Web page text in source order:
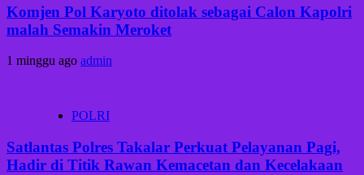
Komjen Pol Karyoto ditolak sebagai Calon Kapolri
malah Semakin Meroket
1 minggu ago admin
POLRI
Satlantas Polres Takalar Perkuat Pelayanan Pagi,
Hadir di Titik Rawan Kemacetan dan Kecelakaan